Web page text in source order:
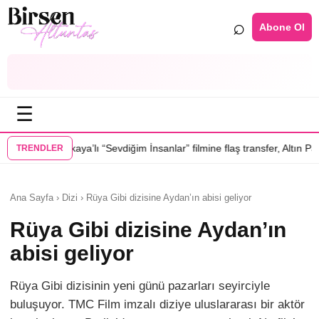
⌕ Abone Ol
☰
TRENDLER
“Sevdiğim İnsanlar” filmine flaş transfer, Altın Palmiye’li Vlad Ivanov
Ana Sayfa › Dizi › Rüya Gibi dizisine Aydan’ın abisi geliyor
Rüya Gibi dizisine Aydan’ın
abisi geliyor
Rüya Gibi dizisinin yeni günü pazarları seyirciyle
buluşuyor. TMC Film imzalı diziye uluslararası bir aktör